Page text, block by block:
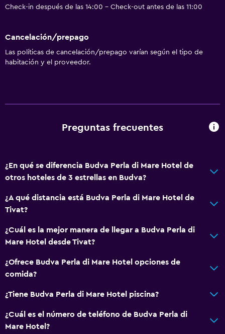
Champú
Aire acondicionado
Servicios y facilidades
Acceso con llave
Check-out exprés
Recepción 24 horas
Baño
Ducha
Tina de baño
Secador de pelo
Aseo
Check-in después de las 14:00 - Check-out antes de las 11:00
Cancelación/prepago
Las políticas de cancelación/prepago varían según el tipo de
habitación y el proveedor.
Preguntas frecuentes
¿En qué se diferencia Budva Perla di Mare Hotel de
otros hoteles de 3 estrellas en Budva?
¿A qué distancia está Budva Perla di Mare Hotel de
Tivat?
¿Cuál es la mejor manera de llegar a Budva Perla di
Mare Hotel desde Tivat?
¿Ofrece Budva Perla di Mare Hotel opciones de
comida?
¿Tiene Budva Perla di Mare Hotel piscina?
¿Cuál es el número de teléfono de Budva Perla di
Mare Hotel?